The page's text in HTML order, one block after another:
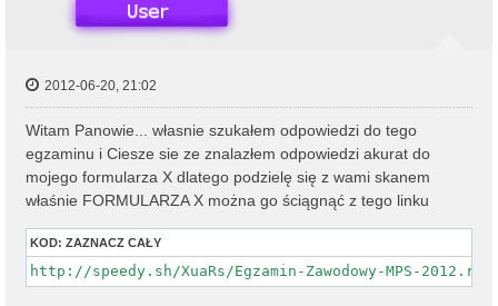
2012-06-20, 21:02
Witam Panowie... własnie szukałem odpowiedzi do tego
egzaminu i Ciesze sie ze znalazłem odpowiedzi akurat do
mojego formularza X dlatego podzielę się z wami skanem
właśnie FORMULARZA X można go ściągnąć z tego linku
KOD: ZAZNACZ CAŁY
http://speedy.sh/XuaRs/Egzamin-Zawodowy-MPS-2012.rar